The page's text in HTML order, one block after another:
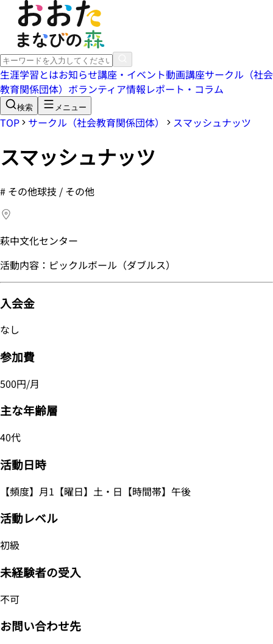
生涯学習とはお知らせ講座・イベント動画講座サークル（社会
教育関係団体） ボランティア情報レポート・コラム
検索 メニュー
TOP サークル（社会教育関係団体） スマッシュナッツ
スマッシュナッツ
# その他球技 / その他
萩中文化センター
活動内容：ピックルボール（ダブルス）
入会金
なし
参加費
500円/月
主な年齢層
40代
活動日時
【頻度】月1【曜日】土・日【時間帯】午後
活動レベル
初級
未経験者の受入
不可
お問い合わせ先